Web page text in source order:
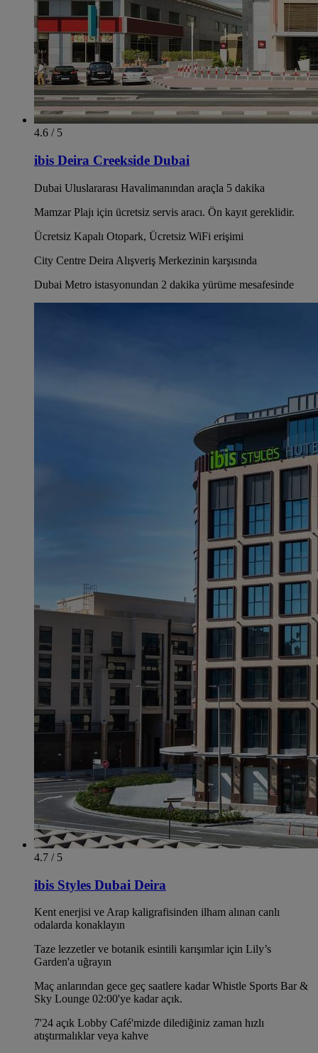
4.6 / 5
ibis Deira Creekside Dubai
Dubai Uluslararası Havalimanından araçla 5 dakika
Mamzar Plajı için ücretsiz servis aracı. Ön kayıt gereklidir.
Ücretsiz Kapalı Otopark, Ücretsiz WiFi erişimi
City Centre Deira Alışveriş Merkezinin karşısında
Dubai Metro istasyonundan 2 dakika yürüme mesafesinde
4.7 / 5
ibis Styles Dubai Deira
Kent enerjisi ve Arap kaligrafisinden ilham alınan canlı
odalarda konaklayın
Taze lezzetler ve botanik esintili karışımlar için Lily’s
Garden'a uğrayın
Maç anlarından gece geç saatlere kadar Whistle Sports Bar &
Sky Lounge 02:00'ye kadar açık.
7'24 açık Lobby Café'mizde dilediğiniz zaman hızlı
atıştırmalıklar veya kahve